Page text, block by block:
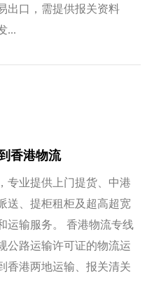
出口，需提供报关资料
...
香港物流
专业提供上门提货、中港
送、提柜租柜及超高超宽
运输服务。 香港物流专线
公路运输许可证的物流运
香港两地运输、报关清关